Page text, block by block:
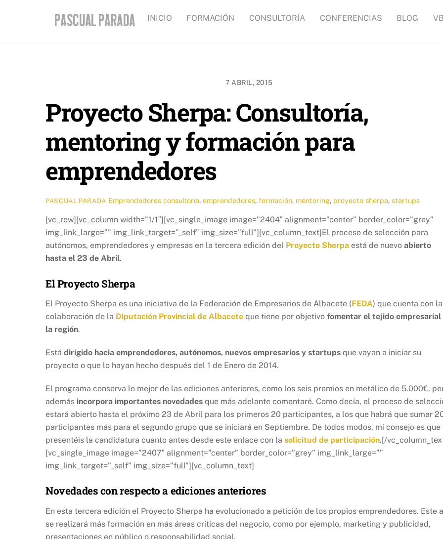
INICIO FORMACIÓN CONSULTORÍA CONFERENCIAS BLOG
7 ABRIL, 2015
Proyecto Sherpa: Consultoría,
mentoring y formación para
emprendedores
PASCUAL PARADA Emprendedores consultoría,emprendedores,formación, mentoring, proyecto sherpa,startups
[vc_row][vc_column width=”1/1″][vc_single_image image=”2404″ alignment=”center” border_color=”grey”
img_link_large=”” img_link_target=”_self” img_size=”full”][vc_column_text]El proceso de selección para
autónomos, emprendedores y empresas en la tercera edición del Proyecto Sherpa está de nuevo abierto
hasta el 23 de Abril.
El Proyecto Sherpa
El Proyecto Sherpa es una iniciativa de la Federación de Empresarios de Albacete (FEDA) que cuenta con la
colaboración de la Diputación Provincial de Albacete que tiene por objetivo fomentar el tejido empresarial
la región.
Está dirigido hacia emprendedores, autónomos, nuevos empresarios y startups que vayan a iniciar su
proyecto o que lo hayan hecho después del 1 de Enero de 2014.
El programa conserva lo mejor de las ediciones anteriores, como los seis premios en metálico de 5.000€,
además incorpora importantes novedades que más adelante comentaré. Como decía, el proceso de
estará abierto hasta el próximo 23 de Abril para los primeros 20 participantes, a los que habrá que sumar
participantes más para el segundo grupo que se iniciará en Septiembre. De todos modos, mi consejo es que
presentéis la candidatura cuanto antes desde este enlace con la solicitud de participación.[/
[vc_single_image image=”2407″ alignment=”center” border_color=”grey” img_link_large=””
img_link_target=”_self” img_size=”full”][vc_column_text]
Novedades con respecto a ediciones anteriores
En esta tercera edición el Proyecto Sherpa ha evolucionado a petición de los propios emprendedores. Este
se realizará más formación en más áreas críticas del negocio, como por ejemplo, marketing y publicidad,
presentaciones en público o responsabilidad social.